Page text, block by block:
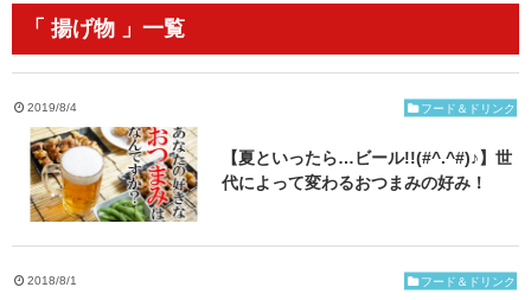
「 揚げ物 」一覧
2019/8/4 フード＆ドリンク
【夏といったら…ビール!!(#^.^#)♪】世
代によって変わるおつまみの好み！
2018/8/1 フード＆ドリンク
オフィシャルサイト